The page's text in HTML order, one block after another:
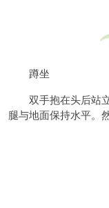
蹲坐
双手抱在头后站立
腿与地面保持水平。